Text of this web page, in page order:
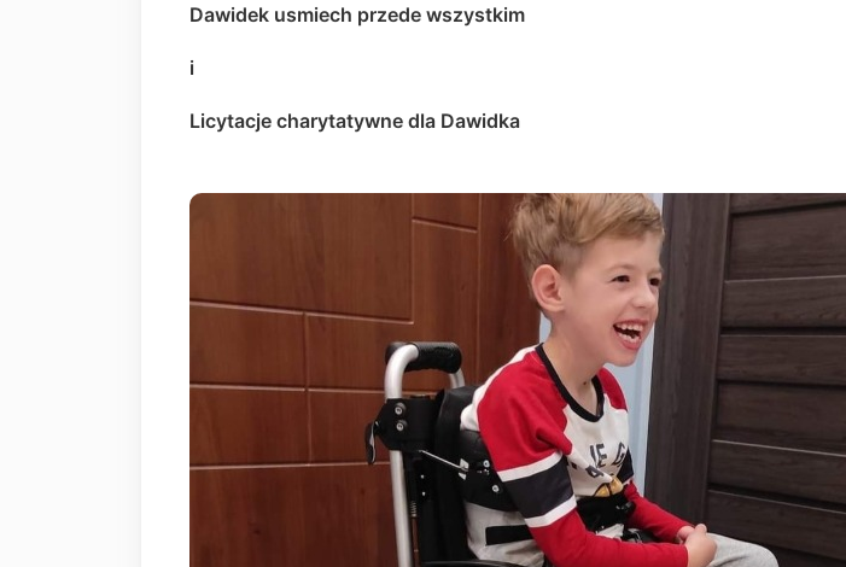
Dawidek usmiech przede wszystkim
i
Licytacje charytatywne dla Dawidka